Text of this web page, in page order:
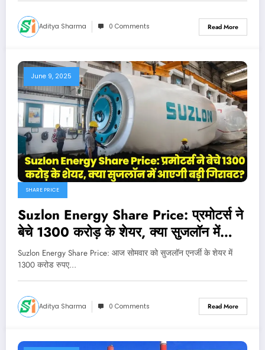
Aditya Sharma 0 Comments Read More
June 9, 2025
SHARE PRICE
Suzlon Energy Share Price: प्रमोटर्स ने
बेचे 1300 करोड़ के शेयर, क्या सुजलॉन में
आएगी बड़ी गिरावट?
Suzlon Energy Share Price: आज सोमवार को सुजलॉन एनर्जी के शेयर में
1300 करोड रुपए…
Aditya Sharma 0 Comments Read More